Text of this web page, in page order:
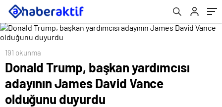
191 okunma
Donald Trump, başkan yardımcısı
adayının James David Vance
olduğunu duyurdu